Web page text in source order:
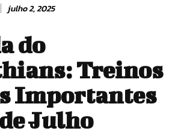
julho 2, 2025
do
Treinos
Importantes
Julho